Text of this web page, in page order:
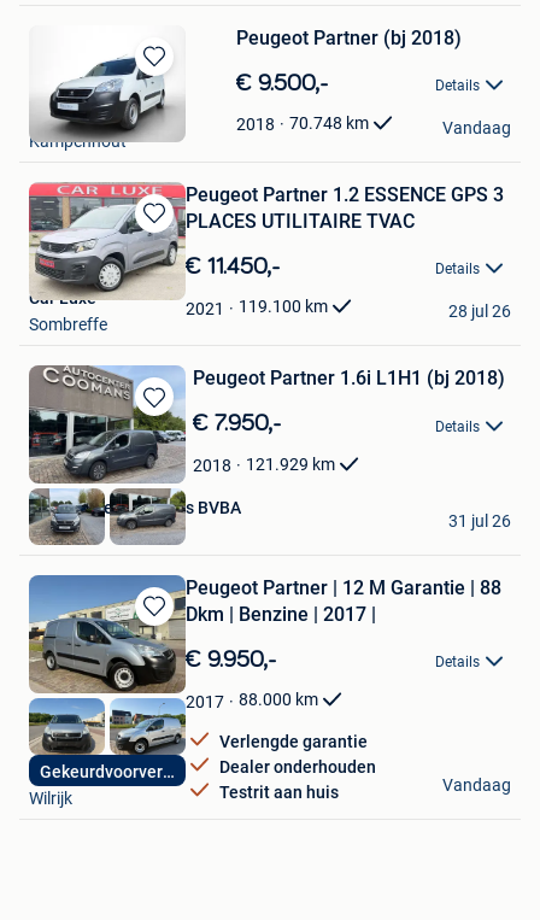
Bewaren
in
Mijn
Favorieten
Peugeot Partner (bj 2018)
€ 9.500,- Details
2018 70.748 km
Graces BV
Kampenhout
Vandaag
Bewaren
in
Mijn
Favorieten
Peugeot Partner 1.2 ESSENCE GPS 3
PLACES UTILITAIRE TVAC
€ 11.450,- Details
2021 119.100 km
Car Luxe
Sombreffe
28 jul 26
Bewaren
in
Mijn
Favorieten
Peugeot Partner 1.6i L1H1 (bj 2018)
€ 7.950,- Details
2018 121.929 km
Autohandel Coomans BVBA
Mol
31 jul 26
Bewaren
in
Mijn
Favorieten
Gekeurdvoorverkoop
Peugeot Partner | 12 M Garantie | 88
Dkm | Benzine | 2017 |
€ 9.950,- Details
2017 88.000 km
Verlengde garantie
Dealer onderhouden
Testrit aan huis
Premium Car Center
Wilrijk
Vandaag